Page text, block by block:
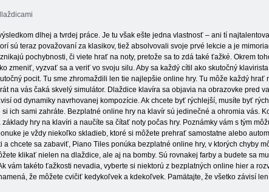
dlhej a tvrdej práce. Je tu však ešte jedna vlastnosť – ani tí
sú teraz považovaní za klasikov, tiež absolvovali svoje prvé lekcie a je
pochybnosti, či viete hrať na noty, pretože sa to zdá také ťažké. Okrem
zmeniť, vyzvať sa a veriť vo svoju silu. Aby sa každý cítil ako skutočný
pocit. Tu sme zhromaždili len tie najlepšie online hry. Tu môže každý
na vás čaká skvelý simulátor. Dlaždice klavíra sa objavia na obrazovke pred
od dynamiky navrhovanej kompozície. Ak chcete byť rýchlejší, musíte byť
ich sami zahráte. Bezplatné online hry na klavír sú jedinečné a ohromia vás.
hry na klavíri a naučíte sa čítať noty počas hry. Poznámky vám s tým
je vždy niekoľko skladieb, ktoré si môžete prehrať samostatne alebo
a chcete sa zabaviť, Piano Tiles ponúka bezplatné online hry, v ktorých chyby
klikať nielen na dlaždice, ale aj na bomby. Sú rovnakej farby a budete sa
vám takéto ťažkosti nevadia, vyberte si niektorú z bezplatných online hier a
že môžete cvičiť kedykoľvek a kdekoľvek. Pamätajte, že všetko závisí